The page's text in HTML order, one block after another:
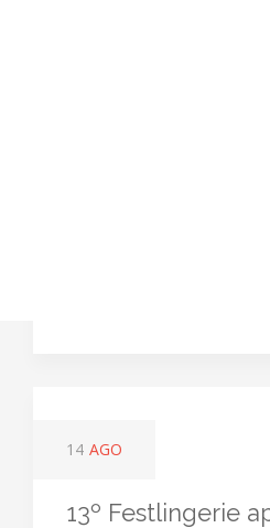
14 AGO
13º Festlingerie